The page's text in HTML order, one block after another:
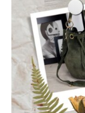
Μέλη του
Φωνή & Κιθάρα,
Θωμάς – Μπάσο,